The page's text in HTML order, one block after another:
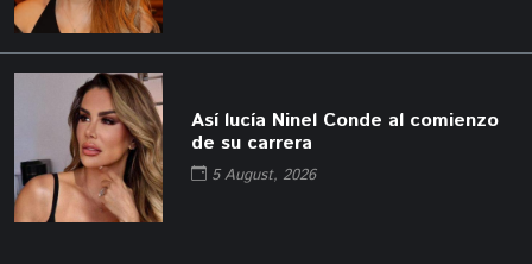
Así lucía Ninel Conde al comienzo
de su carrera
5 August, 2026